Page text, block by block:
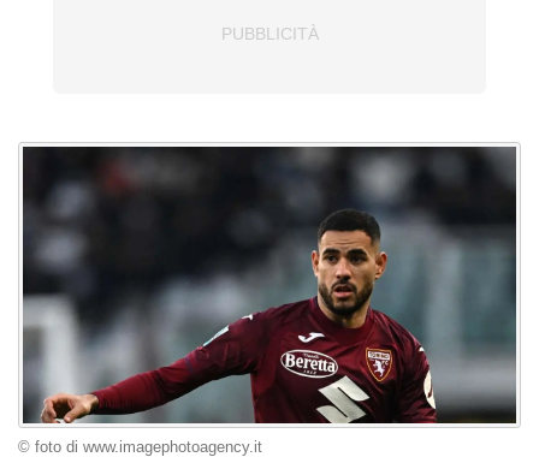
© foto di www.imagephotoagency.it